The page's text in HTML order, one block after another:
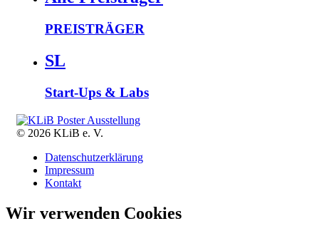
PREISTRÄGER
SL
Start-Ups & Labs
© 2026 KLiB e. V.
Datenschutzerklärung
Impressum
Kontakt
Wir verwenden Cookies